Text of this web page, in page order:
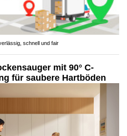
schnell und fair
mit 90° C-
für saubere Hartböden